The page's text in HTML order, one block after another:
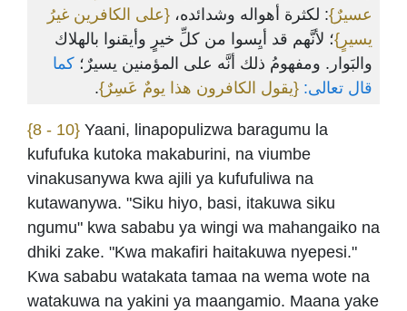
عسيرٌ}: لكثرة أهواله وشدائده، {على الكافرين غيرُ
يسيرٍ}؛ لأنَّهم قد أيِسوا من كلِّ خيرٍ وأيقنوا بالهلاك
والبَوار. ومفهومُ ذلك أنَّه على المؤمنين يسيرٌ؛ كما
قال تعالى: {يقول الكافرون هذا يومٌ عَسِرٌ}.
{8 - 10} Yaani, linapopulizwa baragumu la
kufufuka kutoka makaburini, na viumbe
vinakusanywa kwa ajili ya kufufuliwa na
kutawanywa. "Siku hiyo, basi, itakuwa siku
ngumu" kwa sababu ya wingi wa mahangaiko na
dhiki zake. "Kwa makafiri haitakuwa nyepesi."
Kwa sababu watakata tamaa na wema wote na
watakuwa na yakini ya maangamio. Maana yake